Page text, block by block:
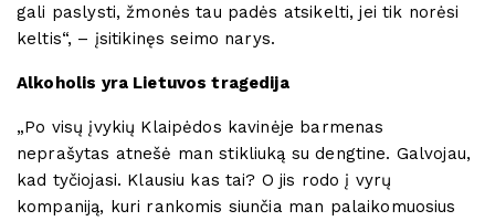
gali paslysti, žmonės tau padės atsikelti, jei tik norėsi
keltis“, – įsitikinęs seimo narys.
Alkoholis yra Lietuvos tragedija
„Po visų įvykių Klaipėdos kavinėje barmenas
neprašytas atnešė man stikliuką su dengtine. Galvojau,
kad tyčiojasi. Klausiu kas tai? O jis rodo į vyrų
kompaniją, kuri rankomis siunčia man palaikomuosius